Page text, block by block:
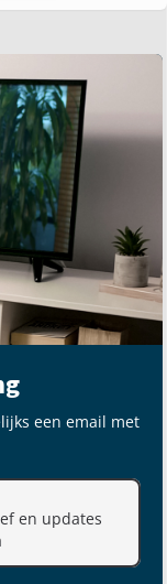
een email met
en updates